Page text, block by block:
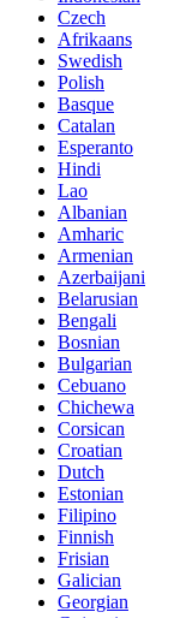
Czech
Afrikaans
Swedish
Polish
Basque
Catalan
Esperanto
Hindi
Lao
Albanian
Amharic
Armenian
Azerbaijani
Belarusian
Bengali
Bosnian
Bulgarian
Cebuano
Chichewa
Corsican
Croatian
Dutch
Estonian
Filipino
Finnish
Frisian
Galician
Georgian